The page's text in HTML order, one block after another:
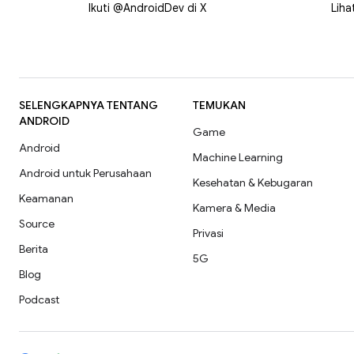
Ikuti @AndroidDev di X
SELENGKAPNYA TENTANG
ANDROID
Android
Android untuk Perusahaan
Keamanan
Source
Berita
Blog
Podcast
TEMUKAN
Game
Machine Learning
Kesehatan & Kebugaran
Kamera & Media
Privasi
5G